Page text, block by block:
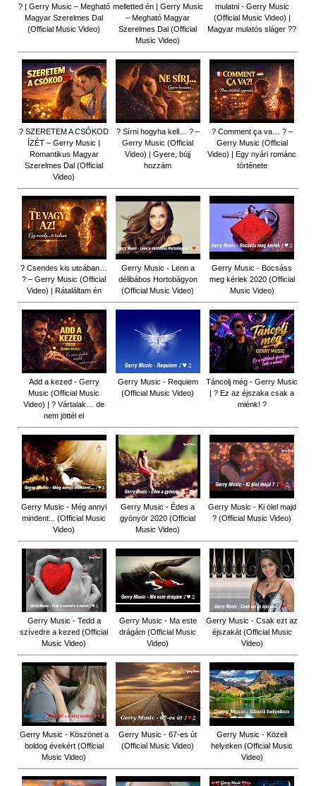
? | Gerry Music – Megható
Magyar Szerelmes Dal
(Official Music Video)
melletted én | Gerry Music
– Megható Magyar
Szerelmes Dal (Official
Music Video)
mulatni - Gerry Music
(Official Music Video) |
Magyar mulatós sláger ??
? SZERETEM A CSÓKOD
ÍZÉT – Gerry Music |
Romantikus Magyar
Szerelmes Dal (Official
Video)
? Sírni hogyha kell… ? –
Gerry Music (Official
Video) | Gyere, bújj
hozzám
? Comment ça va… ? –
Gerry Music (Official
Video) | Egy nyári románc
története
? Csendes kis utcában…
? – Gerry Music (Official
Video) | Rátaláltam én
Gerry Music - Lenn a
délibábos Hortobágyon
(Official Music Video)
Gerry Music - Bocsáss
meg kérlek 2020 (Official
Music Video)
Add a kezed - Gerry
Music (Official Music
Video) | ? Vártalak… de
nem jöttél el
Gerry Music - Requiem
(Official Music Video)
Táncolj még - Gerry Music
| ? Ez az éjszaka csak a
miénk! ?
Gerry Music - Még annyi
mindent... (Official Music
Video)
Gerry Music - Édes a
gyönyör 2020 (Official
Music Video)
Gerry Music - Ki ölel majd
? (Official Music Video)
Gerry Music - Tedd a
szívedre a kezed (Official
Music Video)
Gerry Music - Ma este
drágám (Official Music
Video)
Gerry Music - Csak ezt az
éjszakát (Official Music
Video)
Gerry Music - Köszönet a
boldog évekért (Official
Music Video)
Gerry Music - 67-es út
(Official Music Video)
Gerry Music - Közeli
helyeken (Official Music
Video)